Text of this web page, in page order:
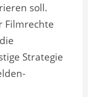
soll.
Filmrechte
Strategie